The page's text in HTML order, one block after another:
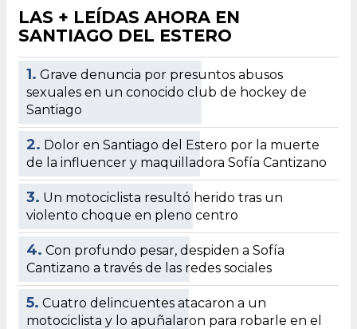
LAS + LEÍDAS AHORA EN
SANTIAGO DEL ESTERO
1. Grave denuncia por presuntos abusos
sexuales en un conocido club de hockey de
Santiago
2. Dolor en Santiago del Estero por la muerte
de la influencer y maquilladora Sofía Cantizano
3. Un motociclista resultó herido tras un
violento choque en pleno centro
4. Con profundo pesar, despiden a Sofía
Cantizano a través de las redes sociales
5. Cuatro delincuentes atacaron a un
motociclista y lo apuñalaron para robarle en el